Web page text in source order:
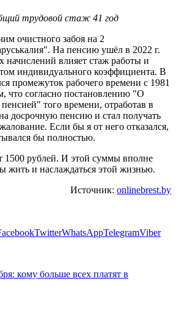
трудовой стаж 41 год
очистного забоя на 2
На пенсию ушёл в 2022 г.
начислений влияет стаж работы и
индивидуального коэффициента. В
промежуток рабочего времени с 1981
что согласно постановлению "О
того времени, отработав в
досрочную пенсию и стал получать
Если бы я от него отказался,
бы полностью.
1500 рублей. И этой суммы вполне
жить и наслаждаться этой жизнью.
Источник: onlinebrest.by
TwitterWhatsAppTelegramViber
кому больше всех платят в